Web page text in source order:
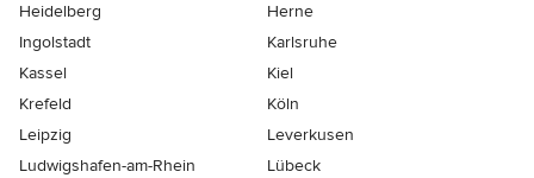
Heidelberg
Herne
Ingolstadt
Karlsruhe
Kassel
Kiel
Krefeld
Köln
Leipzig
Leverkusen
Ludwigshafen-am-Rhein
Lübeck